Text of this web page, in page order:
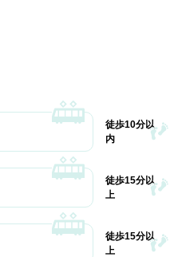
徒歩10分以
内
徒歩15分以
上
徒歩15分以
上